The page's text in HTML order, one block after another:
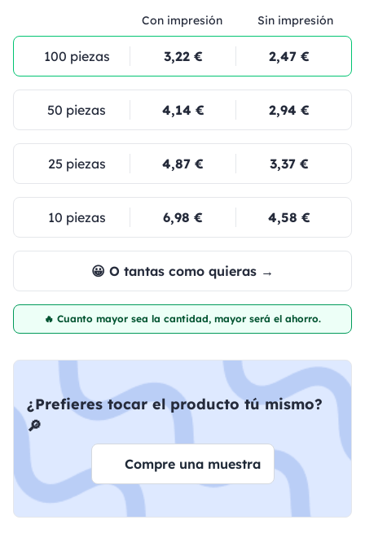
Con impresión Sin impresión
100 piezas 3,22 € 2,47 €
50 piezas 4,14 € 2,94 €
25 piezas 4,87 € 3,37 €
10 piezas 6,98 € 4,58 €
😀 O tantas como quieras →
🔥 Cuanto mayor sea la cantidad, mayor será el ahorro.
¿Prefieres tocar el producto tú mismo?
🔎
Compre una muestra